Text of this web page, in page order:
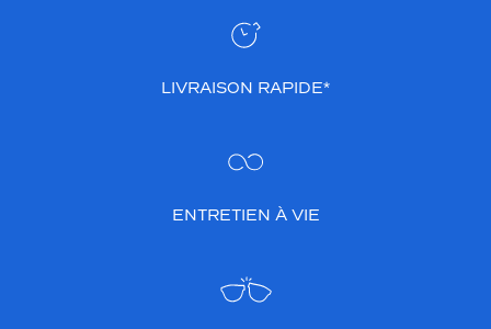
LIVRAISON RAPIDE*
ENTRETIEN À VIE